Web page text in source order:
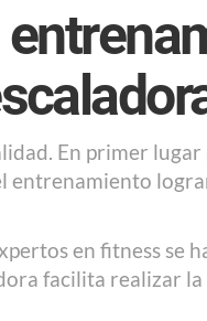
En primer
entrenamiento
en fitness se
facilita realizar